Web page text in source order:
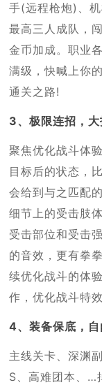
手(远程枪炮)、
最高三人成队，
金币加成。职业
满级，快喊上你
通关之路!
3、极限连招，
聚焦优化战斗体
目标后的状态，
会给到与之匹配
细节上的受击肢
受击部位和受击
的音效，更有拳
续优化战斗的体
作，优化战斗特
4、装备保底，自
主线关卡、深渊
S、高难团本、…